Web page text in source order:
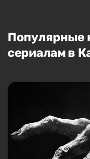
Популярные
сериалам в